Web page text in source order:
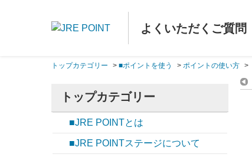
よくいただくご質問
トップカテゴリー > ■ポイントを使う > ポイントの使い方 >
トップカテゴリー
■JRE POINTとは
■JRE POINTステージについて